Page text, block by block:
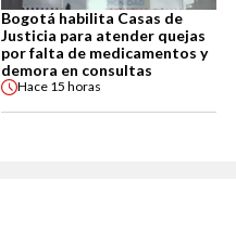
Bogotá habilita Casas de
Justicia para atender quejas
por falta de medicamentos y
demora en consultas
Hace 15 horas